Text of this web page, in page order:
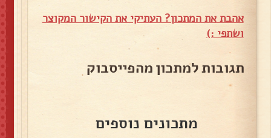
אהבת את המתכון? העתיקי את הקישור המקוצר
ושתפי :)
תגובות למתכון מהפייסבוק
מתכונים נוספים